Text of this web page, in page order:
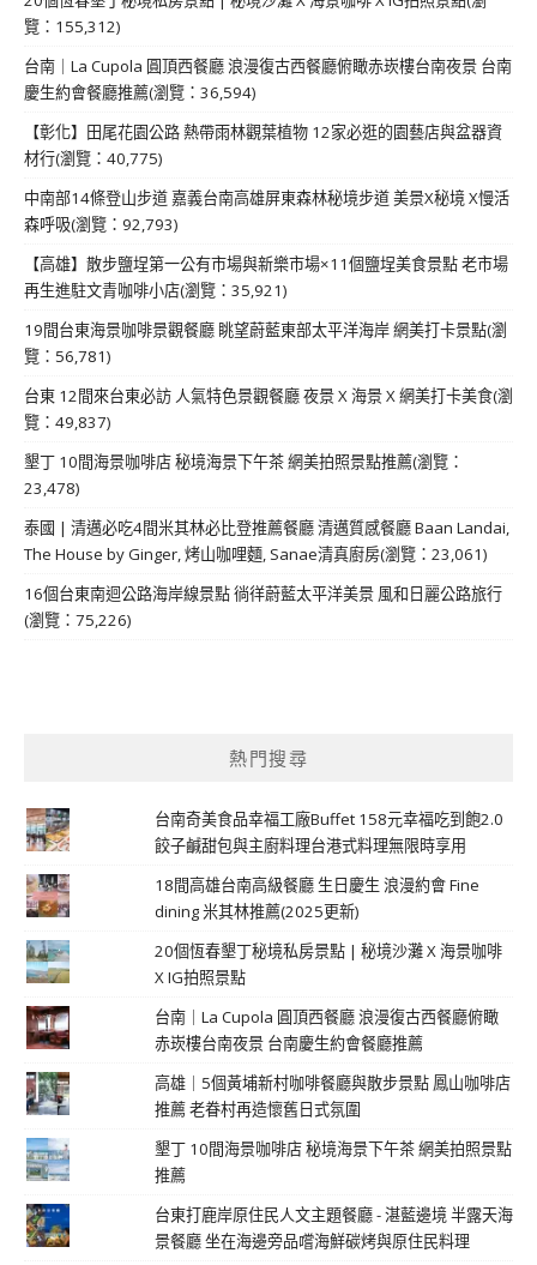
覽：155,312)
台南｜La Cupola 圓頂西餐廳 浪漫復古西餐廳俯瞰赤崁樓台南夜景 台南
慶生約會餐廳推薦(瀏覽：36,594)
【彰化】田尾花園公路 熱帶雨林觀葉植物 12家必逛的園藝店與盆器資
材行(瀏覽：40,775)
中南部14條登山步道 嘉義台南高雄屏東森林秘境步道 美景X秘境 X慢活
森呼吸(瀏覽：92,793)
【高雄】散步鹽埕第一公有市場與新樂市場×11個鹽埕美食景點 老市場
再生進駐文青咖啡小店(瀏覽：35,921)
19間台東海景咖啡景觀餐廳 眺望蔚藍東部太平洋海岸 網美打卡景點(瀏
覽：56,781)
台東 12間來台東必訪 人氣特色景觀餐廳 夜景 X 海景 X 網美打卡美食(瀏
覽：49,837)
墾丁 10間海景咖啡店 秘境海景下午茶 網美拍照景點推薦(瀏覽：
23,478)
泰國 | 清邁必吃4間米其林必比登推薦餐廳 清邁質感餐廳 Baan Landai,
The House by Ginger, 烤山咖哩麵, Sanae清真廚房(瀏覽：23,061)
16個台東南迴公路海岸線景點 徜徉蔚藍太平洋美景 風和日麗公路旅行
(瀏覽：75,226)
熱門搜尋
台南奇美食品幸福工廠Buffet 158元幸福吃到飽2.0
餃子鹹甜包與主廚料理台港式料理無限時享用
18間高雄台南高級餐廳 生日慶生 浪漫約會 Fine
dining 米其林推薦(2025更新)
20個恆春墾丁秘境私房景點 | 秘境沙灘 X 海景咖啡
X IG拍照景點
台南｜La Cupola 圓頂西餐廳 浪漫復古西餐廳俯瞰
赤崁樓台南夜景 台南慶生約會餐廳推薦
高雄｜5個黃埔新村咖啡餐廳與散步景點 鳳山咖啡店
推薦 老眷村再造懷舊日式氛圍
墾丁 10間海景咖啡店 秘境海景下午茶 網美拍照景點
推薦
台東打鹿岸原住民人文主題餐廳 - 湛藍邊境 半露天海
景餐廳 坐在海邊旁品嚐海鮮碳烤與原住民料理